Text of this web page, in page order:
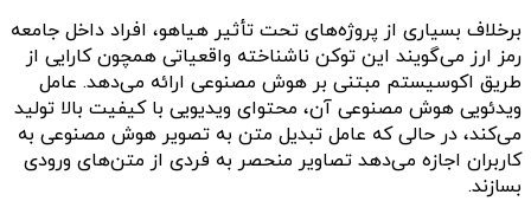
برخلاف بسیاری از پروژه‌های تحت تأثیر هیاهو، افراد داخل جامعه
رمز ارز می‌گویند این توکن ناشناخته واقعیاتی همچون کارایی از
طریق اکوسیستم مبتنی بر هوش مصنوعی ارائه می‌دهد. عامل
ویدئویی هوش مصنوعی آن، محتوای ویدیویی با کیفیت بالا تولید
می‌کند، در حالی که عامل تبدیل متن به تصویر هوش مصنوعی به
کاربران اجازه می‌دهد تصاویر منحصر به فردی از متن‌های ورودی
بسازند.